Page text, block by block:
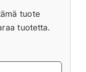
tuote
tuotetta.